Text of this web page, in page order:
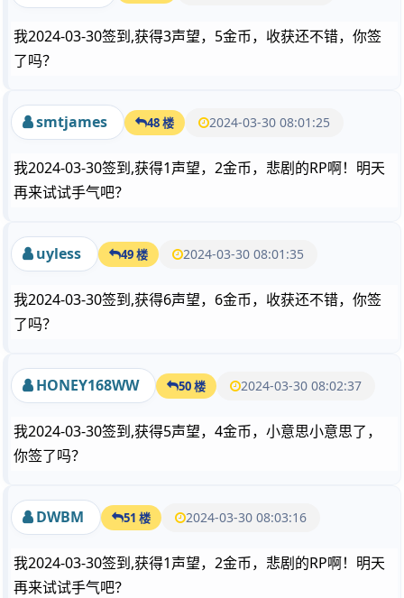
我2024-03-30签到,获得3声望，5金币，收获还不错，你签
了吗？
smtjames 48 楼 2024-03-30 08:01:25
我2024-03-30签到,获得1声望，2金币，悲剧的RP啊！明天
再来试试手气吧？
uyless 49 楼 2024-03-30 08:01:35
我2024-03-30签到,获得6声望，6金币，收获还不错，你签
了吗？
HONEY168WW 50 楼 2024-03-30 08:02:37
我2024-03-30签到,获得5声望，4金币，小意思小意思了，
你签了吗？
DWBM 51 楼 2024-03-30 08:03:16
我2024-03-30签到,获得1声望，2金币，悲剧的RP啊！明天
再来试试手气吧？